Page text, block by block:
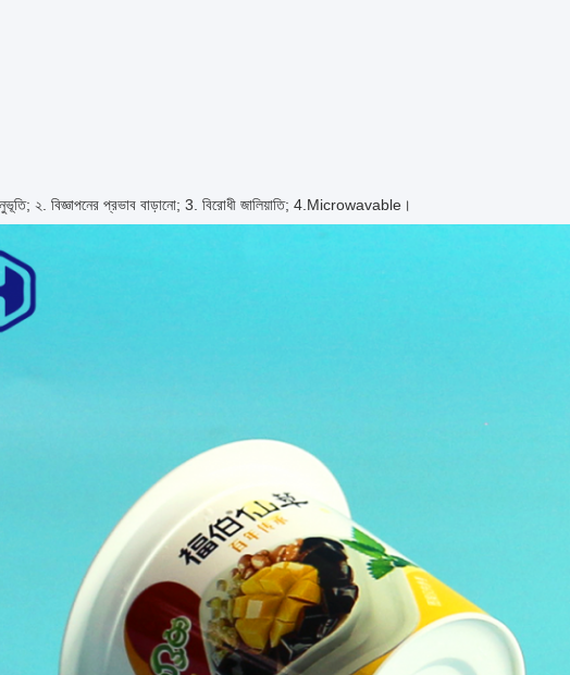
২. বিজ্ঞাপনের প্রভাব বাড়ানো; 3. বিরোধী জালিয়াতি; 4.Microwavable।